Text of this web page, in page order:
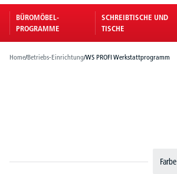
BÜROMÖBEL-
PROGRAMME
SCHREIBTISCHE UND
TISCHE
Home/Betriebs-Einrichtung/WS PROFI Werkstattprogramm
Farbe